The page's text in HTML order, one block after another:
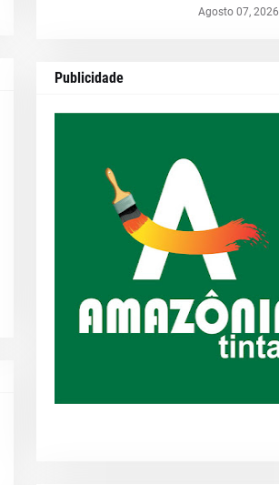
Agosto 07, 2026
Publicidade